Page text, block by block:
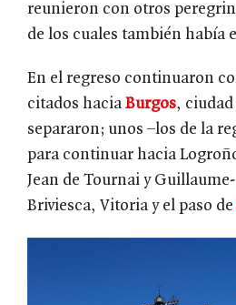
reunieron con otros
de los cuales también había
En el regreso continuaron
citados hacia Burgos, ciudad
separaron; unos –los de la
para continuar hacia
Jean de Tournai y
Briviesca, Vitoria y el paso de